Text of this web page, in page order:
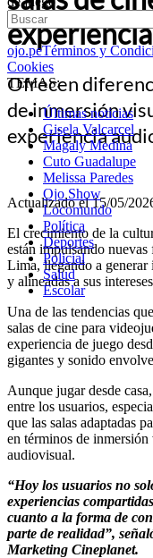
ojo.peTérminos y
Cookies
TEMAS:
Últimas noticias
Gisela Valcarcel
Magaly Medina
Cuto Guadalupe
Melissa Paredes
Ojo Show
Locomundo
Política
Deportes
Policial
Salud
Escolar
Ofrecen
de inmersión
experiencia
Actualizado el 15/05/
El crecimiento de la
están impulsando
Lima, llegando a generar
y alineadas a sus
Una de las tendencias
salas de cine para
experiencia de juego
gigantes y sonido
Aunque jugar desde
entre los usuarios,
que las salas adaptadas
en términos de
audiovisual.
“Hoy los usuarios no
experiencias
cuanto a la forma de
parte de realidad”,
Marketing Cineplanet.